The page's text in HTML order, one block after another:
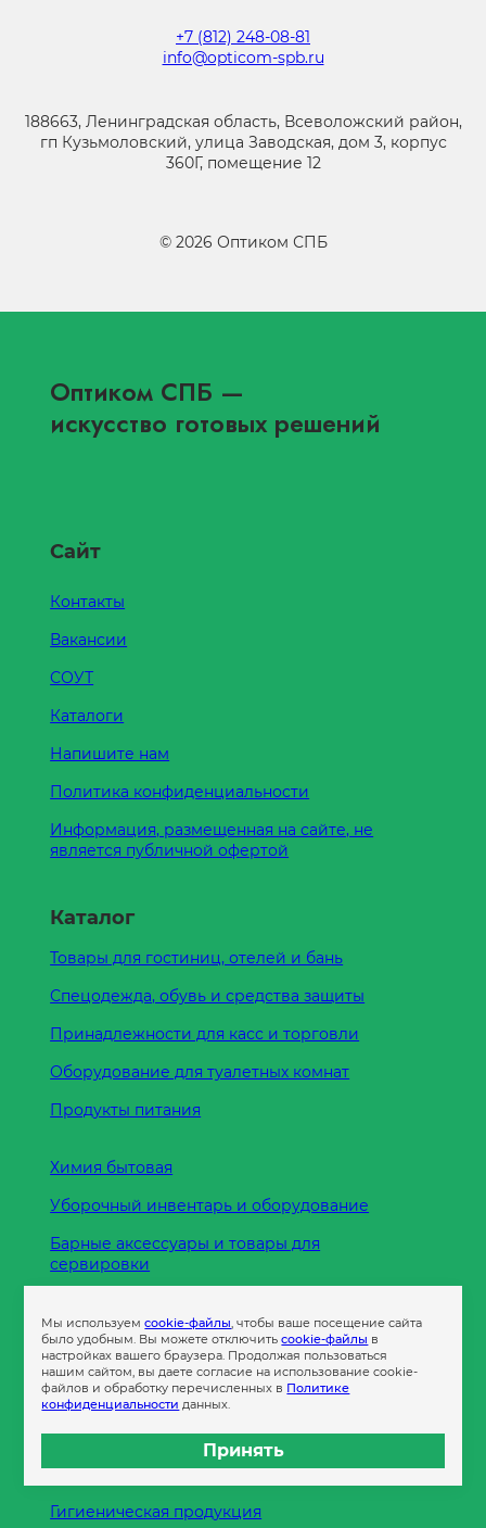
+7 (812) 248-08-81
info@opticom-spb.ru
188663, Ленинградская область, Всеволожский район,
гп Кузьмоловский, улица Заводская, дом 3, корпус
360Г, помещение 12
© 2026 Оптиком СПБ
Оптиком СПБ —
искусство готовых решений
Сайт
Контакты
Вакансии
СОУТ
Каталоги
Напишите нам
Политика конфиденциальности
Информация, размещенная на сайте, не
является публичной офертой
Каталог
Товары для гостиниц, отелей и бань
Спецодежда, обувь и средства защиты
Принадлежности для касс и торговли
Оборудование для туалетных комнат
Продукты питания
Химия бытовая
Уборочный инвентарь и оборудование
Барные аксессуары и товары для
сервировки
Пленка
Пакеты и сумки
Контейнеры
Бумага офисная
Гигиеническая продукция
Мы используемcookie-файлы, чтобы ваше посещение сайта
было удобным. Вы можете отключитьcookie-файлы в
настройках вашего браузера. Продолжая пользоваться
нашим сайтом, вы даете согласие на использование cookie-
файлов и обработку перечисленных в Политике
конфиденциальности данных.
Принять